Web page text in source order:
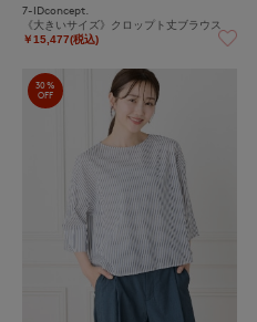
7-IDconcept.
《大きいサイズ》クロップト丈ブラウス
￥15,477(税込)
30%
OFF